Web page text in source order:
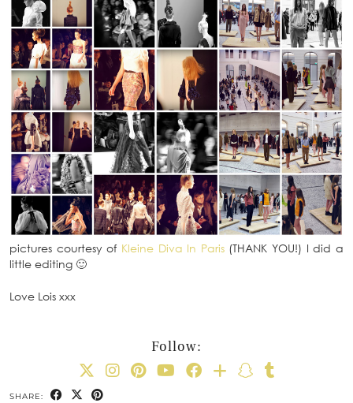
pictures courtesy of Kleine Diva In Paris(THANK YOU!) I did a
little editing 🙂
Love Lois xxx
Follow:
SHARE: